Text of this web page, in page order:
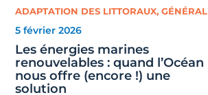
ADAPTATION DES LITTORAUX,GÉNÉRAL
5 février 2026
Les énergies marines
renouvelables : quand l’Océan
nous offre (encore !) une
solution